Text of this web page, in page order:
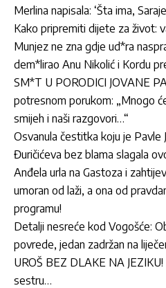
Merlina napisala: ‘Šta ima,
Kako pripremiti dijete za život:
Munjez ne zna gdje ud*ra
dem*lirao Anu Nikolić i Kordu
SM*T U PORODICI JOVANE
potresnom porukom: „Mnogo
smijeh i naši razgovori…“
Osvanula čestitka koju je Pavle
Đuričićeva bez blama slagala
Anđela urla na Gastoza i
umoran od laži, a ona od
programu!
Detalji nesreće kod Vogošće:
povrede, jedan zadržan na
UROŠ BEZ DLAKE NA
sestru…